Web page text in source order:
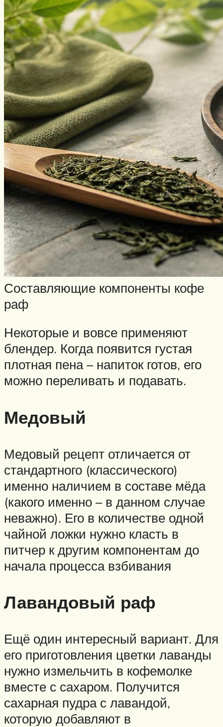
Составляющие компоненты кофе
раф
Некоторые и вовсе применяют
блендер. Когда появится густая
плотная пена – напиток готов, его
можно переливать и подавать.
Медовый
Медовый рецепт отличается от
стандартного (классического)
именно наличием в составе мёда
(какого именно – в данном случае
неважно). Его в количестве одной
чайной ложки нужно класть в
питчер к другим компонентам до
начала процесса взбивания
Лавандовый раф
Ещё один интересный вариант. Для
его приготовления цветки лаванды
нужно измельчить в кофемолке
вместе с сахаром. Получится
сахарная пудра с лавандой,
которую добавляют в